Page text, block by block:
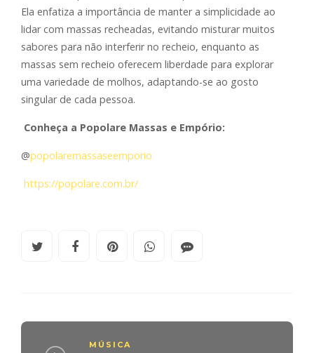
Ela enfatiza a importância de manter a simplicidade ao
lidar com massas recheadas, evitando misturar muitos
sabores para não interferir no recheio, enquanto as
massas sem recheio oferecem liberdade para explorar
uma variedade de molhos, adaptando-se ao gosto
singular de cada pessoa.
Conheça a Popolare Massas e Empório:
@popolaremassaseemporio
https://popolare.com.br/
MÚSICA